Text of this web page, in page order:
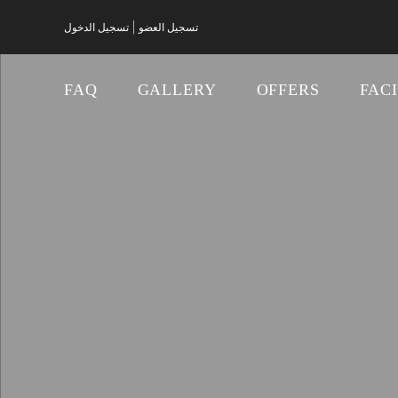
تسجيل العضو تسجيل الدخول
OFFERS
GALLERY
FAQ